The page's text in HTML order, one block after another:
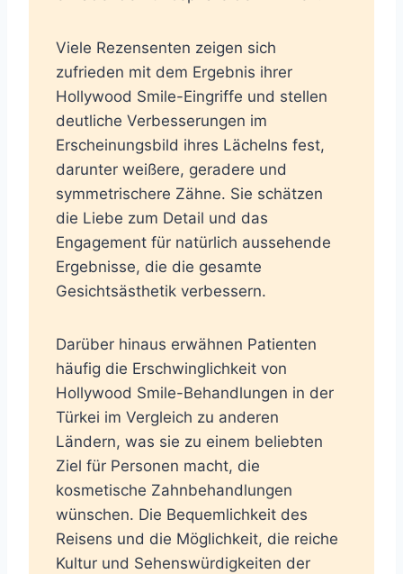
Viele Rezensenten zeigen sich
zufrieden mit dem Ergebnis ihrer
Hollywood Smile-Eingriffe und stellen
deutliche Verbesserungen im
Erscheinungsbild ihres Lächelns fest,
darunter weißere, geradere und
symmetrischere Zähne. Sie schätzen
die Liebe zum Detail und das
Engagement für natürlich aussehende
Ergebnisse, die die gesamte
Gesichtsästhetik verbessern.
Darüber hinaus erwähnen Patienten
häufig die Erschwinglichkeit von
Hollywood Smile-Behandlungen in der
Türkei im Vergleich zu anderen
Ländern, was sie zu einem beliebten
Ziel für Personen macht, die
kosmetische Zahnbehandlungen
wünschen. Die Bequemlichkeit des
Reisens und die Möglichkeit, die reiche
Kultur und Sehenswürdigkeiten der